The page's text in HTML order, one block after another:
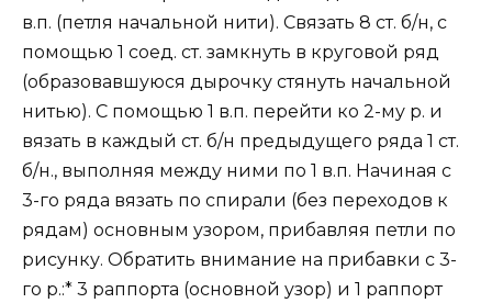
в.п. (петля начальной нити). Связать 8 ст. б/н, с
помощью 1 соед. ст. замкнуть в круговой ряд
(образовавшуюся дырочку стянуть начальной
нитью). С помощью 1 в.п. перейти ко 2-му р. и
вязать в каждый ст. б/н предыдущего ряда 1 ст.
б/н., выполняя между ними по 1 в.п. Начиная с
3-го ряда вязать по спирали (без переходов к
рядам) основным узором, прибавляя петли по
рисунку. Обратить внимание на прибавки с 3-
го р.:* 3 раппорта (основной узор) и 1 раппорт